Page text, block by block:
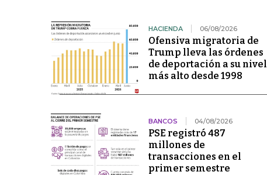
HACIENDA 06/08/2026
Ofensiva migratoria de
Trump lleva las órdenes
de deportación a su nivel
más alto desde 1998
BANCOS 04/08/2026
PSE registró 487
millones de
transacciones en el
primer semestre